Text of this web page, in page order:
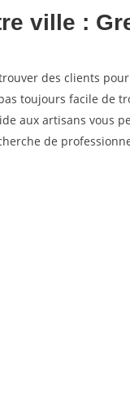
ville :
des clients
toujours facile de
aux artisans vous
de